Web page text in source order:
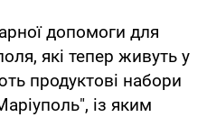
допомоги для
які тепер живуть у
продуктові набори
із яким